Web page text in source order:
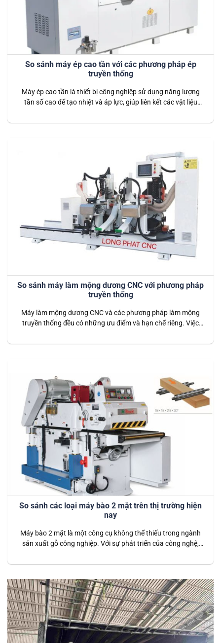
So sánh máy ép cao tần với các phương pháp ép
truyền thống
Máy ép cao tần là thiết bị công nghiệp sử dụng năng lượng
tần số cao để tạo nhiệt và áp lực, giúp liên kết các vật liệu
chóng. Công nghệ tần số cao cho phép gia nhiệt nhanh
So sánh máy làm mộng dương CNC với phương pháp
truyền thống
Máy làm mộng dương CNC và các phương pháp làm mộng
truyền thống đều có những ưu điểm và hạn chế riêng. Việc
tố như quy mô sản xuất, yêu cầu về độ chính xác, chi phí và
So sánh các loại máy bào 2 mặt trên thị trường hiện
nay
Máy bào 2 mặt là một công cụ không thể thiếu trong ngành
sản xuất gỗ công nghiệp. Với sự phát triển của công nghệ,
các đặc điểm, tính năng và giá cả khác nhau. Máy bào 2 mặt